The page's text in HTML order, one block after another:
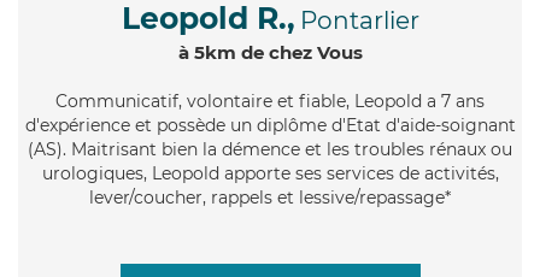
Leopold R., Pontarlier
à 5km de chez Vous
Communicatif, volontaire et fiable, Leopold a 7 ans
d'expérience et possède un diplôme d'Etat d'aide-soignant
(AS). Maitrisant bien la démence et les troubles rénaux ou
urologiques, Leopold apporte ses services de activités,
lever/coucher, rappels et lessive/repassage*